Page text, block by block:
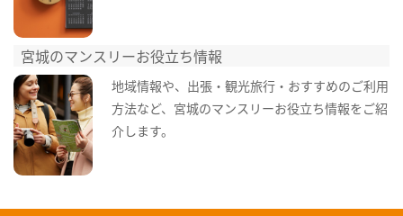
宮城のマンスリーお役立ち情報
地域情報や、出張・観光旅行・おすすめのご利用
方法など、宮城のマンスリーお役立ち情報をご紹
介します。